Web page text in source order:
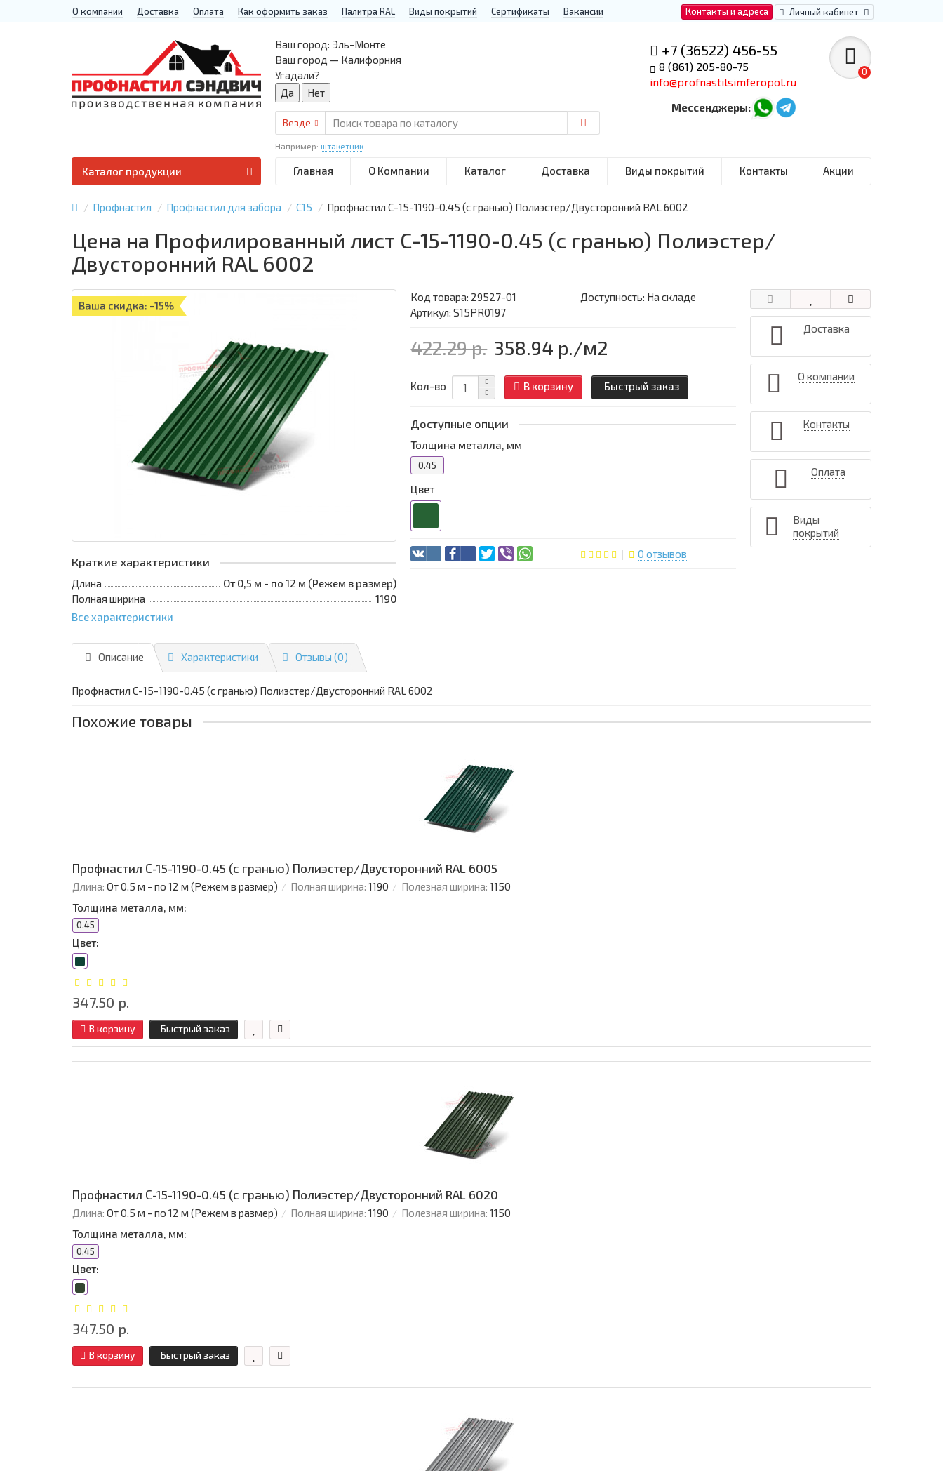
Контакты и адреса Личный кабинет
О компании Доставка Оплата Как оформить заказ Палитра RAL Виды покрытий Сертификаты Вакансии
+7 (36522) 456-55
8 (861) 205-80-75
info@profnastilsimferopol.ru
Мессенджеры:
0
Ваш город: Эль-Монте
Ваш город — Калифорния
Угадали?
Везде
Например: штакетник
Главная О Компании Каталог Доставка Виды покрытий Контакты Акции
Каталог продукции
Профнастил Профнастил для забора С15 Профнастил С-15-1190-0.45 (с гранью) Полиэстер/Двусторонний RAL 6002
Цена на Профилированный лист С-15-1190-0.45 (с гранью) Полиэстер/
Двусторонний RAL 6002
Ваша скидка: -15%
Краткие характеристики
Длина
От 0,5 м - по 12 м (Режем в размер)
Полная ширина
1190
Все характеристики
Код товара: 29527-01
Доступность: На складе
Артикул: S15PR0197
422.29 р. 358.94 р./м2
Кол-во В корзину Быстрый заказ
Доступные опции
Толщина металла, мм
0.45
Цвет
0 отзывов
Доставка
О компании
Контакты
Оплата
Виды
покрытий
Описание Характеристики Отзывы (0)
Профнастил С-15-1190-0.45 (с гранью) Полиэстер/Двусторонний RAL 6002
Похожие товары
Профнастил С-15-1190-0.45 (с гранью) Полиэстер/Двусторонний RAL 6005
Длина: От 0,5 м - по 12 м (Режем в размер) Полная ширина: 1190 Полезная ширина: 1150
Толщина металла, мм:
0.45
Цвет:
347.50 р.
В корзину Быстрый заказ
Профнастил С-15-1190-0.45 (с гранью) Полиэстер/Двусторонний RAL 6020
Длина: От 0,5 м - по 12 м (Режем в размер) Полная ширина: 1190 Полезная ширина: 1150
Толщина металла, мм:
0.45
Цвет:
347.50 р.
В корзину Быстрый заказ